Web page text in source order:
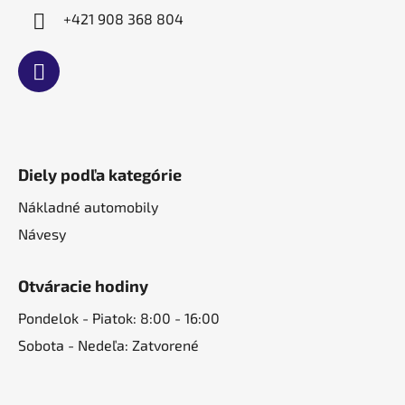
+421 908 368 804
Diely podľa kategórie
Nákladné automobily
Návesy
Otváracie hodiny
Pondelok - Piatok: 8:00 - 16:00
Sobota - Nedeľa: Zatvorené